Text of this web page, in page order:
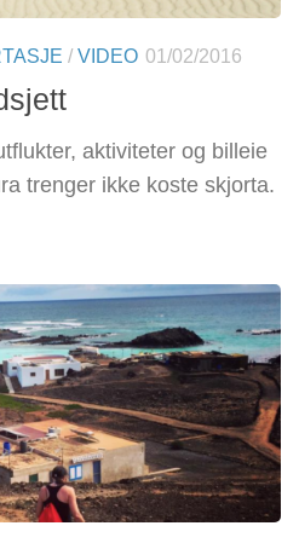
/ VIDEO 01/02/2016
aktiviteter og billeie
trenger ikke koste skjorta.